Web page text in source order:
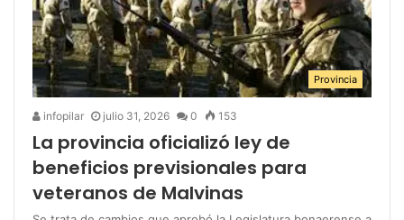
Provincia
infopilar julio 31, 2026 0 153
La provincia oficializó ley de
beneficios previsionales para
veteranos de Malvinas